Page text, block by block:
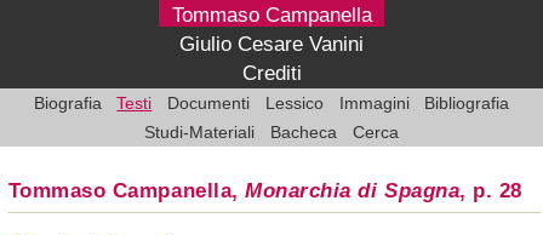
Tommaso Campanella
Giulio Cesare Vanini
Crediti
Biografia Testi Documenti Lessico Immagini
Bibliografia
Studi-Materiali
Bacheca Cerca
Tommaso Campanella,Monarchia di Spagna, p. 28